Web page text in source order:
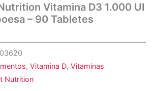
Vitamina D3 1.000 UI
– 90 Tabletes
, Vitamina D, Vitaminas
Nutrition